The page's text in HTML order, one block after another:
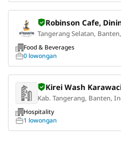
Robinson Cafe,
Tangerang Selatan,
Food & Beverages
0 lowongan
Kirei Wash
Kab. Tangerang, Banten,
Hospitality
1 lowongan